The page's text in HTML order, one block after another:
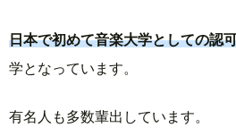
日本で初めて音楽大学としての認
学となっています。
有名人も多数輩出しています。